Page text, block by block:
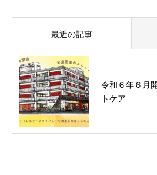
最近の記事
令和６年６月
トケア